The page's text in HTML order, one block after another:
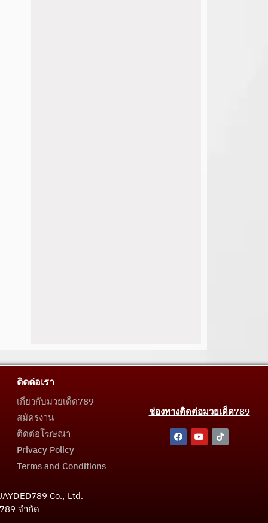
ติดต่อเรา
เกี่ยวกับมวยเด็ด789
สมัครงาน
ติดต่อโฆษณา
Privacy Policy
Terms and Conditions
ช่องทางติดต่อมวยเด็ด789
Co., Ltd.
จำกัด